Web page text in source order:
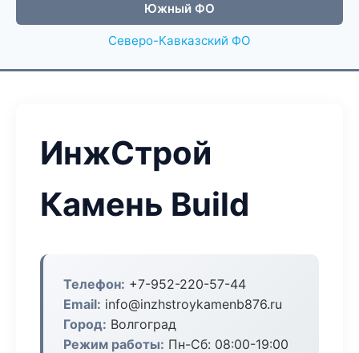
Южный ФО
Северо-Кавказский ФО
ИнжСтрой
Камень Build
Телефон: +7-952-220-57-44
Email: info@inzhstroykamenb876.ru
Город: Волгоград
Режим работы: Пн-Сб: 08:00-19:00